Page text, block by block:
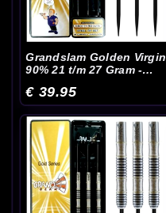
Grandslam Golden Virgin
90% 21 t/m 27 Gram -
€ 39.95